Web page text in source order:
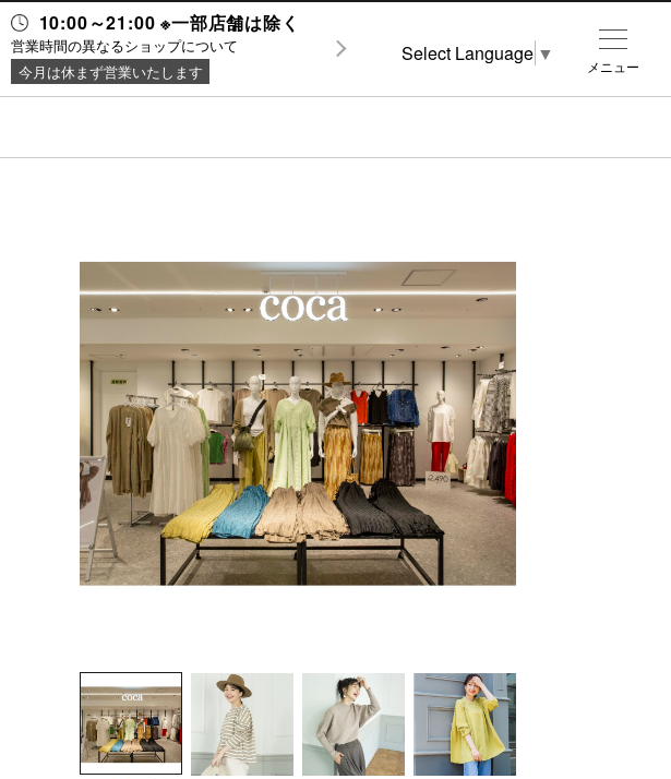
10:00～21:00 ※一部店舗は除く
営業時間の異なるショップについて
今月は休まず営業いたします
メニュー
Select Language ▼